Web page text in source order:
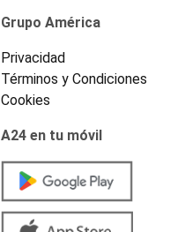
Grupo América
Privacidad
Términos y Condiciones
Cookies
A24 en tu móvil